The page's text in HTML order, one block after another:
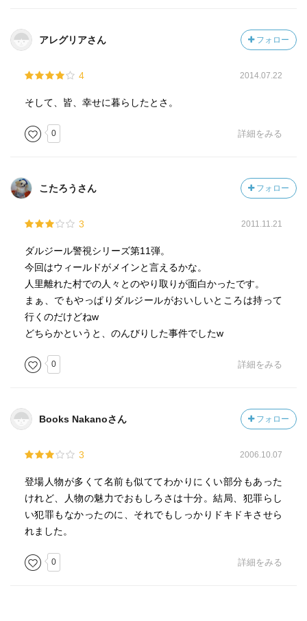
アレグリアさん フォロー
4 2014.07.22
そして、皆、幸せに暮らしたとさ。
0 詳細をみる
こたろうさん フォロー
3 2011.11.21
ダルジール警視シリーズ第11弾。
今回はウィールドがメインと言えるかな。
人里離れた村での人々とのやり取りが面白かったです。
まぁ、でもやっぱりダルジールがおいしいところは持って
行くのだけどねw
どちらかというと、のんびりした事件でしたw
0 詳細をみる
Books Nakanoさん フォロー
3 2006.10.07
登場人物が多くて名前も似ててわかりにくい部分もあった
けれど、人物の魅力でおもしろさは十分。結局、犯罪らし
い犯罪もなかったのに、それでもしっかりドキドキさせら
れました。
0 詳細をみる